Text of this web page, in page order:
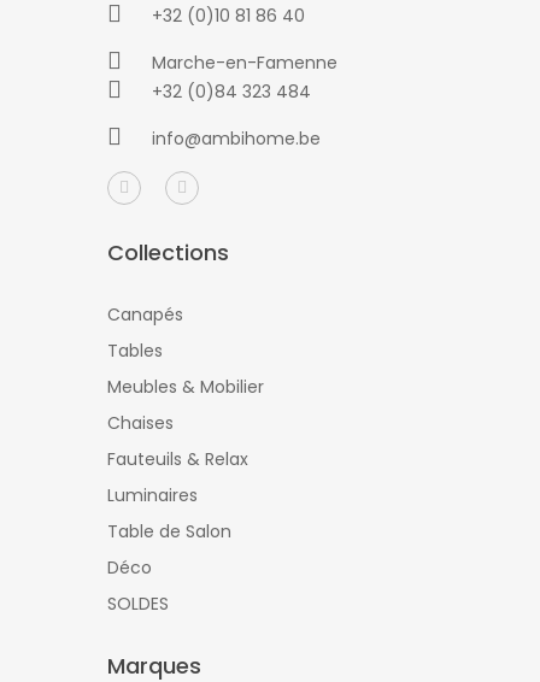
+32 (0)10 81 86 40
Marche-en-Famenne
+32 (0)84 323 484
info@ambihome.be
Collections
Canapés
Tables
Meubles & Mobilier
Chaises
Fauteuils & Relax
Luminaires
Table de Salon
Déco
SOLDES
Marques